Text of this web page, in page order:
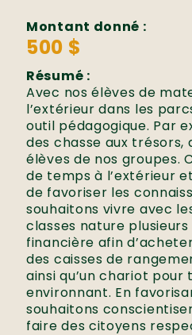
Montant donné :
500 $
Résumé :
Avec nos élèves de
l’extérieur dans les
outil pédagogique. Par
des chasse aux
élèves de nos groupes.
de temps à l’extérieur
de favoriser les
souhaitons vivre avec
classes nature
financière afin
des caisses de
ainsi qu’un chariot
environnant. En
souhaitons
faire des citoyens